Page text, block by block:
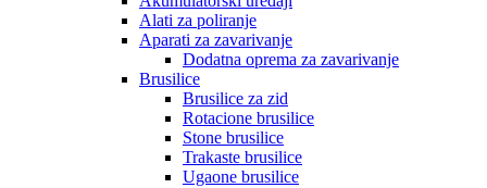
Alati za poliranje
Aparati za zavarivanje
Dodatna oprema za zavarivanje
Brusilice
Brusilice za zid
Rotacione brusilice
Stone brusilice
Trakaste brusilice
Ugaone brusilice